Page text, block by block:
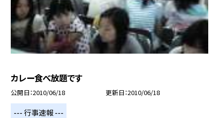
カレー食べ放題です
公開日 2010/06/18 更新日 2010/06/18
--- 行事速報 ---